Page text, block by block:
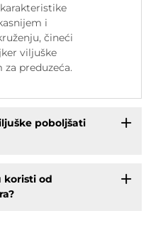
i
čineći
viljuške
preduzeća.
poboljšati
koristi od